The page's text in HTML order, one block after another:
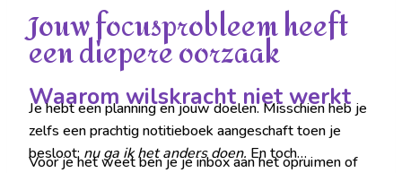
Jouw focusprobleem heeft
een diepere oorzaak
Waarom wilskracht niet werkt
Je hebt een planning en jouw doelen. Misschien heb je
zelfs een prachtig notitieboek aangeschaft toen je
besloot: nu ga ik het anders doen. En toch…
Voor je het weet ben je je inbox aan het opruimen of